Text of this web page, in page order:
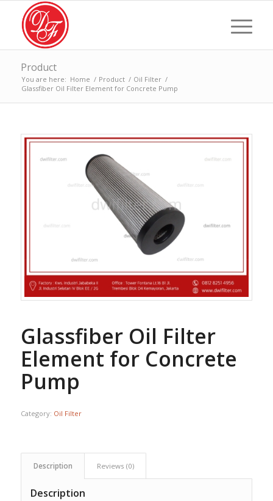
Product
You are here: Home / Product / Oil Filter /
Glassfiber Oil Filter Element for Concrete Pump
Glassfiber Oil Filter
Element for Concrete
Pump
Category: Oil Filter
Description Reviews (0)
Description